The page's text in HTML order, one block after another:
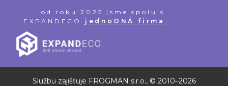
od roku 2025 jsme spolu s
EXPANDECO jednoDNÁ firma
Službu zajišťuje FROGMAN s.r.o., © 2010–2026